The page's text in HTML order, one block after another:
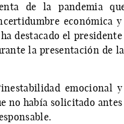
de la pandemia
económica
destacado el
la presentación de
emocional
no había solicitado antes